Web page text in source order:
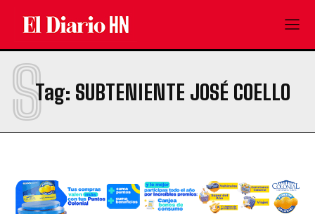
Tag: SUBTENIENTE JOSÉ COELLO
S